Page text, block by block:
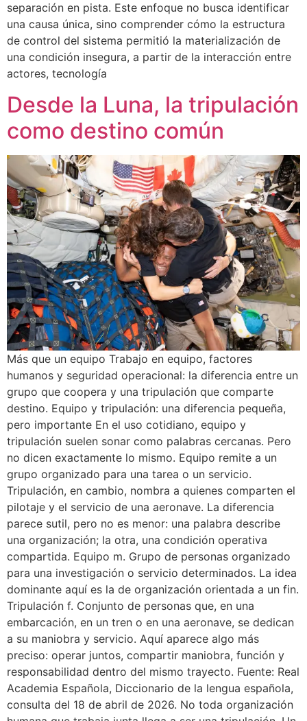
separación en pista. Este enfoque no busca identificar
una causa única, sino comprender cómo la estructura
de control del sistema permitió la materialización de
una condición insegura, a partir de la interacción entre
actores, tecnología
Desde la Luna, la tripulación
como destino común
Más que un equipo Trabajo en equipo, factores
humanos y seguridad operacional: la diferencia entre un
grupo que coopera y una tripulación que comparte
destino. Equipo y tripulación: una diferencia pequeña,
pero importante En el uso cotidiano, equipo y
tripulación suelen sonar como palabras cercanas. Pero
no dicen exactamente lo mismo. Equipo remite a un
grupo organizado para una tarea o un servicio.
Tripulación, en cambio, nombra a quienes comparten el
pilotaje y el servicio de una aeronave. La diferencia
parece sutil, pero no es menor: una palabra describe
una organización; la otra, una condición operativa
compartida. Equipo m. Grupo de personas organizado
para una investigación o servicio determinados. La idea
dominante aquí es la de organización orientada a un fin.
Tripulación f. Conjunto de personas que, en una
embarcación, en un tren o en una aeronave, se dedican
a su maniobra y servicio. Aquí aparece algo más
preciso: operar juntos, compartir maniobra, función y
responsabilidad dentro del mismo trayecto. Fuente: Real
Academia Española, Diccionario de la lengua española,
consulta del 18 de abril de 2026. No toda organización